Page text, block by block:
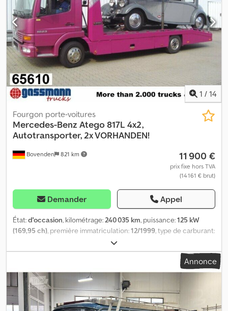
réserve d’erreurs et de vente intermédiaire Support WhatsApp
disponible ! Pour toute question concernant le véhicule ou pour
plus d’informations, n’hésitez pas à nous contacter facilement via
WhatsApp Whatsapp Whatsapp
1 / 14
Bovenden 821 km
Fourgon porte-voitures
Mercedes-Benz Atego 817L 4x2,
Autotransporter, 2x VORHANDEN!
11 900 €
prix fixe hors TVA
(14 161 € brut)
Demander Appel
État:d'occasion, kilométrage:240 035 km, puissance:125 kW
(169,95 ch), première immatriculation:12/1999, type de carburant:
, poids maximal de charge:
poids total:7 490 kg, dimension des pneus:235/75R17.5,
, cabine
conducteur:cabine courte, type d'engrenage:mécanique,
classe d'émission:
euro2, suspension:acier-air
2 360 mm, largeur totale:2 650 mm , longueur de l'espace de
chargement:5 700 mm, largeur de l’espace de chargement:
2 320
Annonce